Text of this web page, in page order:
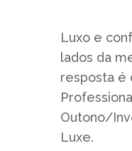
Luxo e
lados da
resposta é
Outono/
Luxe.